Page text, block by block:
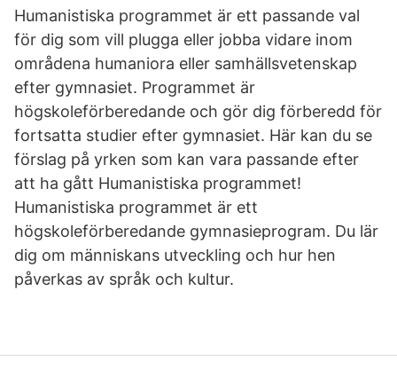
Humanistiska programmet är ett passande val
för dig som vill plugga eller jobba vidare inom
områdena humaniora eller samhällsvetenskap
efter gymnasiet. Programmet är
högskoleförberedande och gör dig förberedd för
fortsatta studier efter gymnasiet. Här kan du se
förslag på yrken som kan vara passande efter
att ha gått Humanistiska programmet!
Humanistiska programmet är ett
högskoleförberedande gymnasieprogram. Du lär
dig om människans utveckling och hur hen
påverkas av språk och kultur.